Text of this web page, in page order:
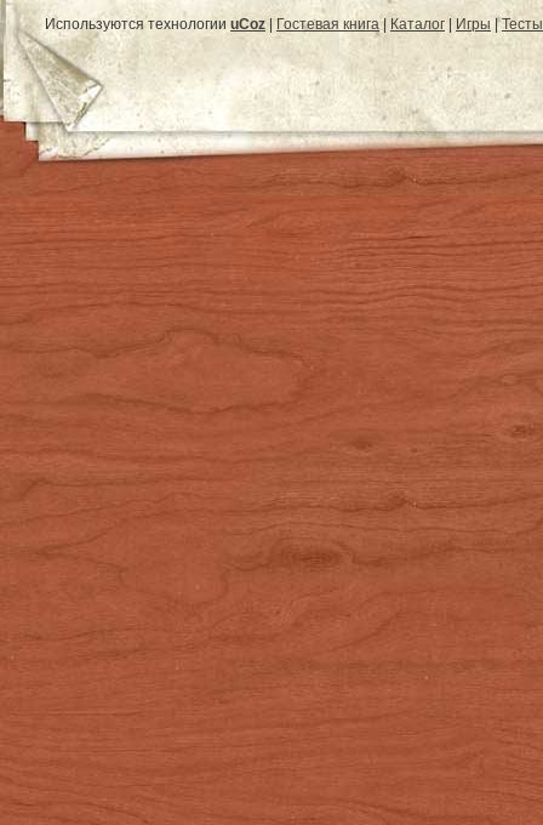
Используются технологии uCoz Гостевая книга| Каталог Игры |Тесты